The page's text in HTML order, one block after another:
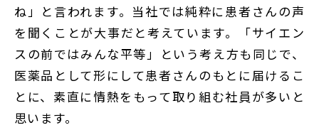
ね」と言われます。当社では純粋に患者さんの声
を聞くことが大事だと考えています。「サイエン
スの前ではみんな平等」という考え方も同じで、
医薬品として形にして患者さんのもとに届けるこ
とに、素直に情熱をもって取り組む社員が多いと
思います。